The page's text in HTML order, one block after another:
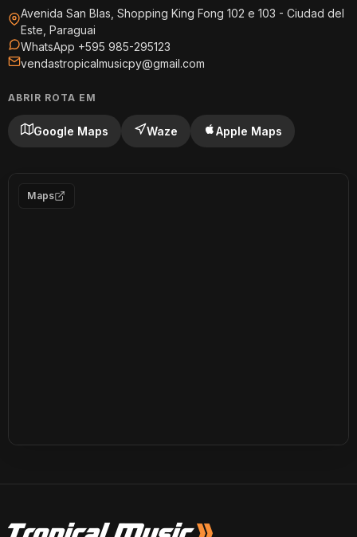
Avenida San Blas, Shopping King Fong 102 e 103 - Ciudad del
Este, Paraguai
WhatsApp +595 985-295123
vendastropicalmusicpy@gmail.com
ABRIR ROTA EM
Google Maps Waze Apple Maps
Maps